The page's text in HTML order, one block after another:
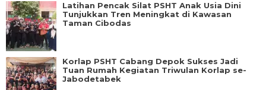
Latihan Pencak Silat PSHT Anak Usia Dini
Tunjukkan Tren Meningkat di Kawasan
Taman Cibodas
Korlap PSHT Cabang Depok Sukses Jadi
Tuan Rumah Kegiatan Triwulan Korlap se-
Jabodetabek